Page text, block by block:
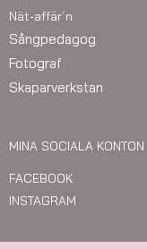
Nät-affär´n
Sångpedagog
Fotograf
Skaparverkstan
MINA SOCIALA KONTON
FACEBOOK
INSTAGRAM